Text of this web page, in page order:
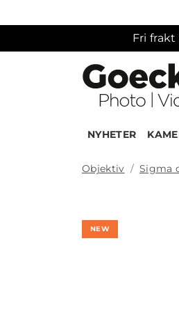
Fri frakt
NYHETER
Objektiv Sigma
NEW